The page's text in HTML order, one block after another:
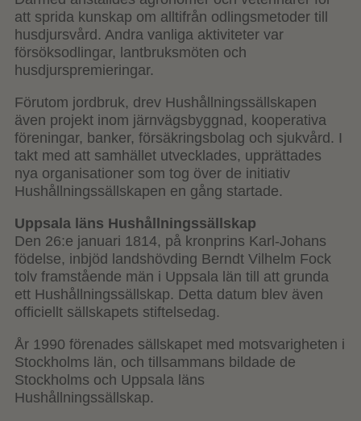
att sprida kunskap om alltifrån odlingsmetoder till
husdjursvård. Andra vanliga aktiviteter var
försöksodlingar, lantbruksmöten och
husdjurspremieringar.
Förutom jordbruk, drev Hushållningssällskapen
även projekt inom järnvägsbyggnad, kooperativa
föreningar, banker, försäkringsbolag och sjukvård. I
takt med att samhället utvecklades, upprättades
nya organisationer som tog över de initiativ
Hushållningssällskapen en gång startade.
Uppsala läns Hushållningssällskap
Den 26:e januari 1814, på kronprins Karl-Johans
födelse, inbjöd landshövding Berndt Vilhelm Fock
tolv framstående män i Uppsala län till att grunda
ett Hushållningssällskap. Detta datum blev även
officiellt sällskapets stiftelsedag.
År 1990 förenades sällskapet med motsvarigheten i
Stockholms län, och tillsammans bildade de
Stockholms och Uppsala läns
Hushållningssällskap.